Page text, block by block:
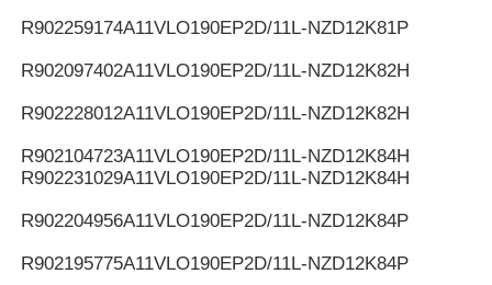
R902259174A11VLO190EP2D/11L-NZD12K81P
R902097402A11VLO190EP2D/11L-NZD12K82H
R902228012A11VLO190EP2D/11L-NZD12K82H
R902104723A11VLO190EP2D/11L-NZD12K84H
R902231029A11VLO190EP2D/11L-NZD12K84H
R902204956A11VLO190EP2D/11L-NZD12K84P
R902195775A11VLO190EP2D/11L-NZD12K84P